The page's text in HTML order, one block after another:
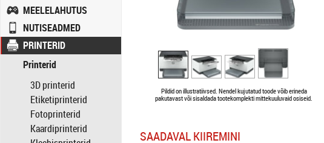
MEELELAHUTUS
NUTISEADMED
PRINTERID
Printerid
3D printerid
Etiketiprinterid
Fotoprinterid
Kaardiprinterid
Pildid on illustratiivsed. Nendel kujutatud toode võib erineda
pakutavast või sisaldada tootekomplekti mittekuuluvaid osiseid.
SAADAVAL KIIREMINI